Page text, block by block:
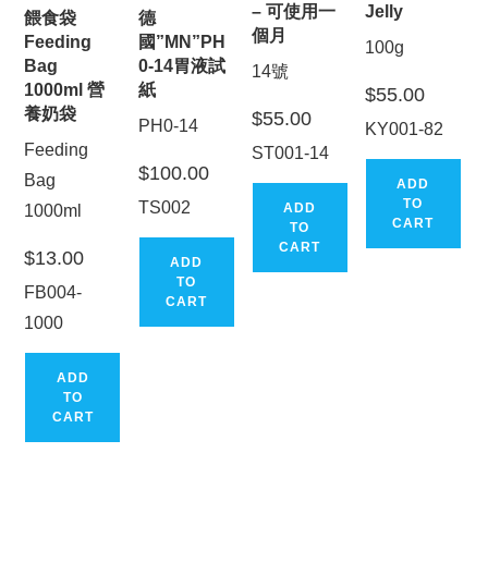
餵食袋
Feeding
Bag
1000ml 營
養奶袋
Feeding
Bag
1000ml
$13.00
FB004-
1000
ADD
TO
CART
德
國”MN”PH
0-14胃液試
紙
PH0-14
$100.00
TS002
ADD
TO
CART
– 可使用一
個月
14號
$55.00
ST001-14
ADD
TO
CART
Jelly
100g
$55.00
KY001-82
ADD
TO
CART